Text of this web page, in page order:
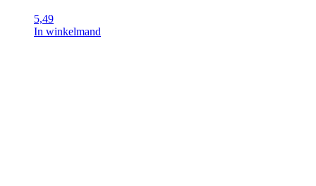
5,49
In winkelmand